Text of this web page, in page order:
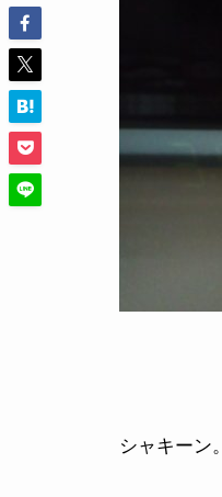
シャキーン。